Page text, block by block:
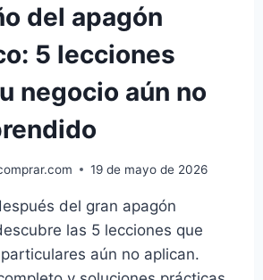
del apagón
5 lecciones
negocio aún no
19 de mayo de 2026
del gran apagón
las 5 lecciones que
aún no aplican.